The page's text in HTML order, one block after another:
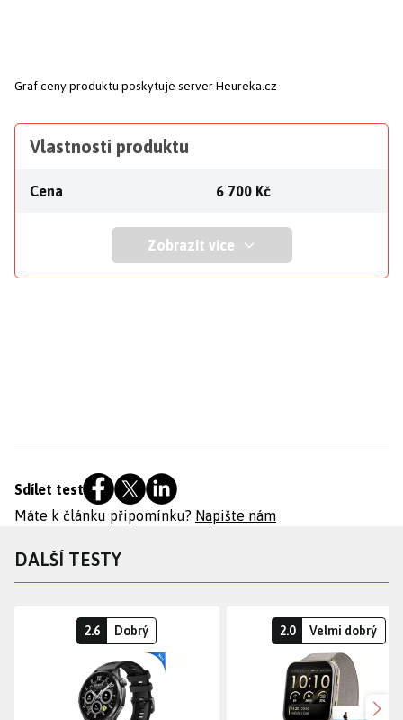
Graf ceny produktu poskytuje server Heureka.cz
Vlastnosti produktu
Cena 6 700 Kč
Zobrazit více
Sdílet test
Máte k článku připomínku? Napište nám
DALŠÍ TESTY
2.6 Dobrý 2.0 Velmi dobrý